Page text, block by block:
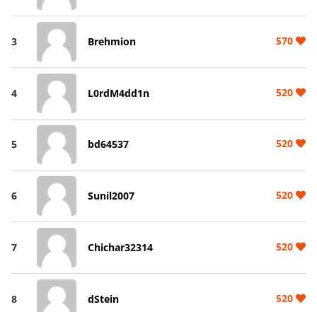
3 Brehmion 570
4 L0rdM4dd1n 520
5 bd64537 520
6 Sunil2007 520
7 Chichar32314 520
8 dStein 520